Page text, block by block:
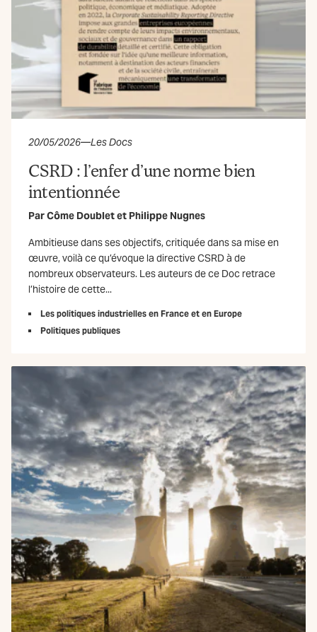
20/05/2026—Les Docs
CSRD : l’enfer d’une norme bien
intentionnée
ParCôme Doubletet Philippe Nugnes
Ambitieuse dans ses objectifs, critiquée dans sa mise en
œuvre, voilà ce qu’évoque la directive CSRD à de
nombreux observateurs. Les auteurs de ce Doc retrace
l’histoire de cette...
Les politiques industrielles en France et en Europe
Politiques publiques